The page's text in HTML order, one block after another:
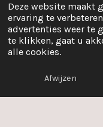
Deze website maakt
ervaring te
advertenties weer te
te klikken, gaat u
alle cookies.
Afwijzen